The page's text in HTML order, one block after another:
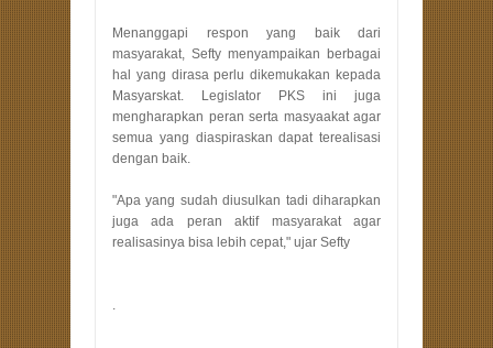
Menanggapi respon yang baik dari
masyarakat, Sefty menyampaikan berbagai
hal yang dirasa perlu dikemukakan kepada
Masyarskat. Legislator PKS ini juga
mengharapkan peran serta masyaakat agar
semua yang diaspiraskan dapat terealisasi
dengan baik.
"Apa yang sudah diusulkan tadi diharapkan
juga ada peran aktif masyarakat agar
realisasinya bisa lebih cepat," ujar Sefty
.